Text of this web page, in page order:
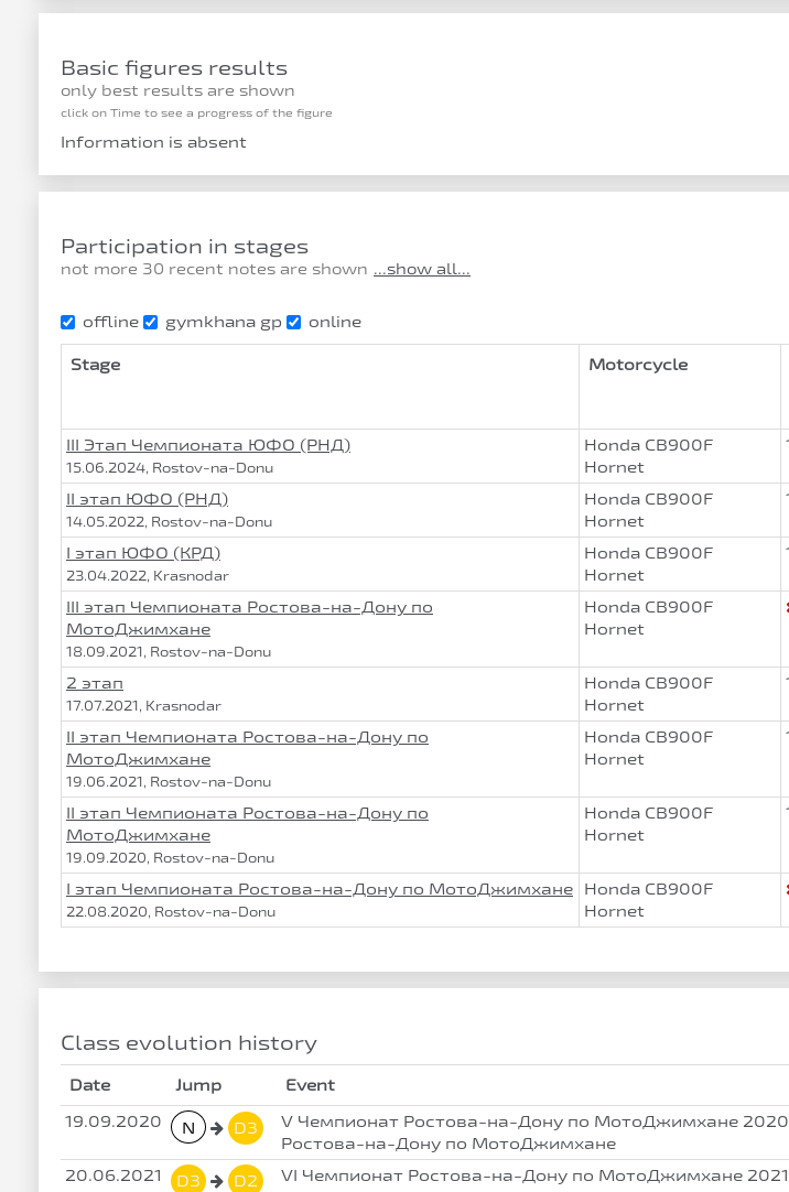
Basic figures results
only best results are shown
click on Time to see a progress of the figure
Information is absent
Participation in stages
not more 30 recent notes are shown ...show all...
offline gymkhana gp online
Stage Motorcycle
III Этап Чемпионата ЮФО (РНД)
15.06.2024, Rostov-na-Donu
Honda CB900F
Hornet
II этап ЮФО (РНД)
14.05.2022, Rostov-na-Donu
Honda CB900F
Hornet
I этап ЮФО (КРД)
23.04.2022, Krasnodar
Honda CB900F
Hornet
III этап Чемпионата Ростова-на-Дону по
МотоДжимхане
18.09.2021, Rostov-na-Donu
Honda CB900F
Hornet
2 этап
17.07.2021, Krasnodar
Honda CB900F
Hornet
II этап Чемпионата Ростова-на-Дону по
МотоДжимхане
19.06.2021, Rostov-na-Donu
Honda CB900F
Hornet
II этап Чемпионата Ростова-на-Дону по
МотоДжимхане
19.09.2020, Rostov-na-Donu
Honda CB900F
Hornet
I этап Чемпионата Ростова-на-Дону по МотоДжимхане
22.08.2020, Rostov-na-Donu
Honda CB900F
Hornet
Class evolution history
Date Jump
Event
19.09.2020
N D3
V Чемпионат Ростова-на-Дону по МотоДжимхане
Ростова-на-Дону по МотоДжимхане
20.06.2021
D3 D2
VI Чемпионат Ростова-на-Дону по МотоДжимхане